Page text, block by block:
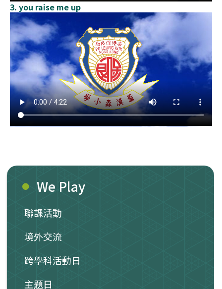
3. you raise me up
We Play
聯課活動
境外交流
跨學科活動日
主題日